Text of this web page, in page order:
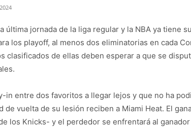
última jornada de la liga regular y la NBA ya tiene
los playoff, al menos dos eliminatorias en cada
clasificados de ellas deben esperar a que se
in entre dos favoritos a llegar lejos y que no ha
de vuelta de su lesión reciben a Miami Heat. El
los Knicks- y el perdedor se enfrentará al